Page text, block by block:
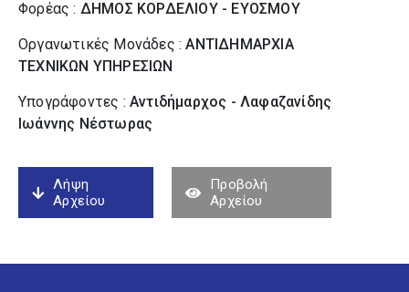
Φορέας : ΔΗΜΟΣ ΚΟΡΔΕΛΙΟΥ - ΕΥΟΣΜΟΥ
Οργανωτικές Μονάδες :ΑΝΤΙΔΗΜΑΡΧΙΑ
ΤΕΧΝΙΚΩΝ ΥΠΗΡΕΣΙΩΝ
Υπογράφοντες : Αντιδήμαρχος - Λαφαζανίδης
Ιωάννης Νέστωρας
Λήψη
Αρχείου
Προβολή
Αρχείου